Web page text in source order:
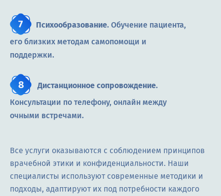
Психообразование. Обучение пациента,
его близких методам самопомощи и
поддержки.
Дистанционное сопровождение.
Консультации по телефону, онлайн между
очными встречами.
Все услуги оказываются с соблюдением принципов
врачебной этики и конфиденциальности. Наши
специалисты используют современные методики и
подходы, адаптируют их под потребности каждого